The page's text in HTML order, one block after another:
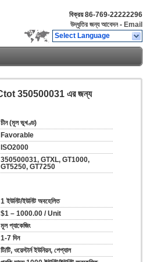
বিক্রয়86-769-22222296
উদ্ধৃতির জন্য আবেদন - Email
Select Language
Ctot 350500031 এর জন্য
চীন (মূল ভূখণ্ড)
Favorable
ISO2000
350500031, GTXL, GT1000,
GT5250, GT7250
1 ইউনিট/ইউনিট অবহেলিত
$1 – 1000.00 / Unit
মূল প্যাকেজিং
1-7 দিন
টি/টি, ওয়েস্টার্ন ইউনিয়ন, পেপ্যাল